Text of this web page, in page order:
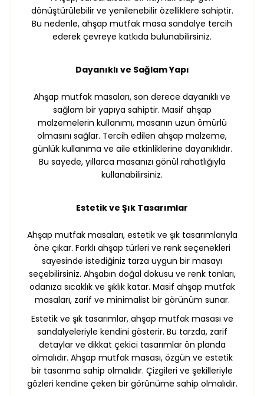
dönüştürülebilir ve yenilenebilir özelliklere sahiptir.
Bu nedenle, ahşap mutfak masa sandalye tercih
ederek çevreye katkıda bulunabilirsiniz.
Dayanıklı ve Sağlam Yapı
Ahşap mutfak masaları, son derece dayanıklı ve
sağlam bir yapıya sahiptir. Masif ahşap
malzemelerin kullanımı, masanın uzun ömürlü
olmasını sağlar. Tercih edilen ahşap malzeme,
günlük kullanıma ve aile etkinliklerine dayanıklıdır.
Bu sayede, yıllarca masanızı gönül rahatlığıyla
kullanabilirsiniz.
Estetik ve Şık Tasarımlar
Ahşap mutfak masaları, estetik ve şık tasarımlarıyla
öne çıkar. Farklı ahşap türleri ve renk seçenekleri
sayesinde istediğiniz tarza uygun bir masayı
seçebilirsiniz. Ahşabın doğal dokusu ve renk tonları,
odanıza sıcaklık ve şıklık katar. Masif ahşap mutfak
masaları, zarif ve minimalist bir görünüm sunar.
Estetik ve şık tasarımlar, ahşap mutfak masası ve
sandalyeleriyle kendini gösterir. Bu tarzda, zarif
detaylar ve dikkat çekici tasarımlar ön planda
olmalıdır. Ahşap mutfak masası, özgün ve estetik
bir tasarıma sahip olmalıdır. Çizgileri ve şekilleriyle
gözleri kendine çeken bir görünüme sahip olmalıdır.